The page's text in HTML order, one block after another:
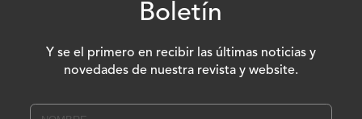
Boletín
Y se el primero en recibir las últimas noticias y
novedades de nuestra revista y website.